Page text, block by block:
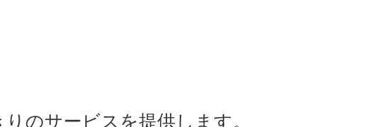
のサービスを提供します。